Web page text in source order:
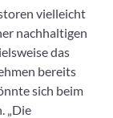
vielleicht
nachhaltigen
das
bereits
sich beim
„Die